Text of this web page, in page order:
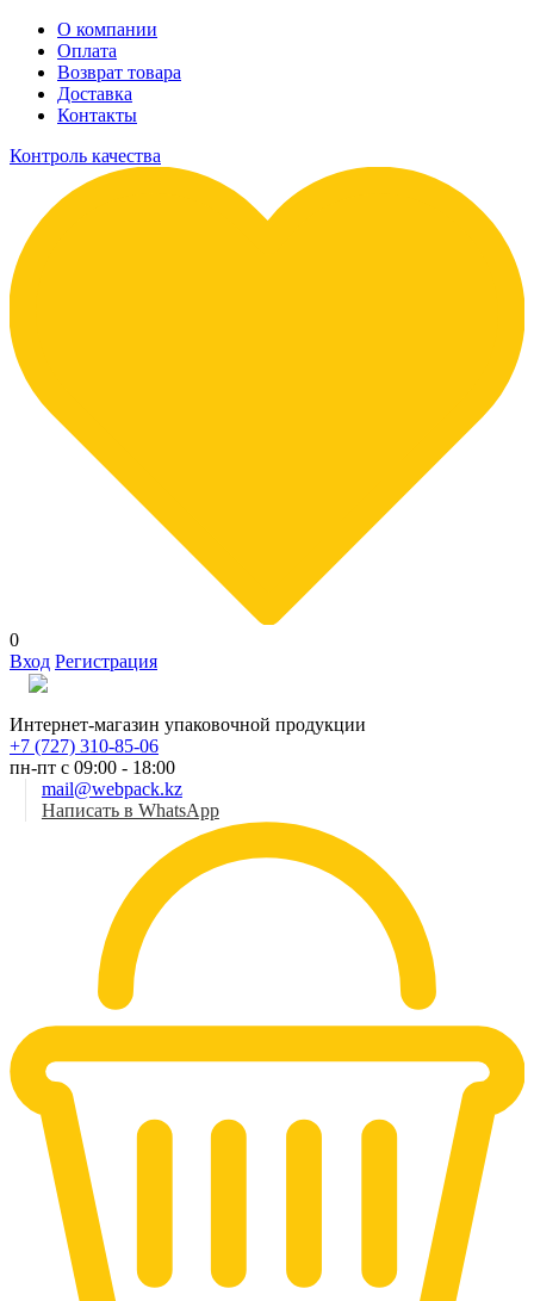
О компании
Оплата
Возврат товара
Доставка
Контакты
Контроль качества
0
Вход Регистрация
Интернет-магазин упаковочной продукции
+7 (727) 310-85-06
пн-пт с 09:00 - 18:00
mail@webpack.kz
Написать в WhatsApp